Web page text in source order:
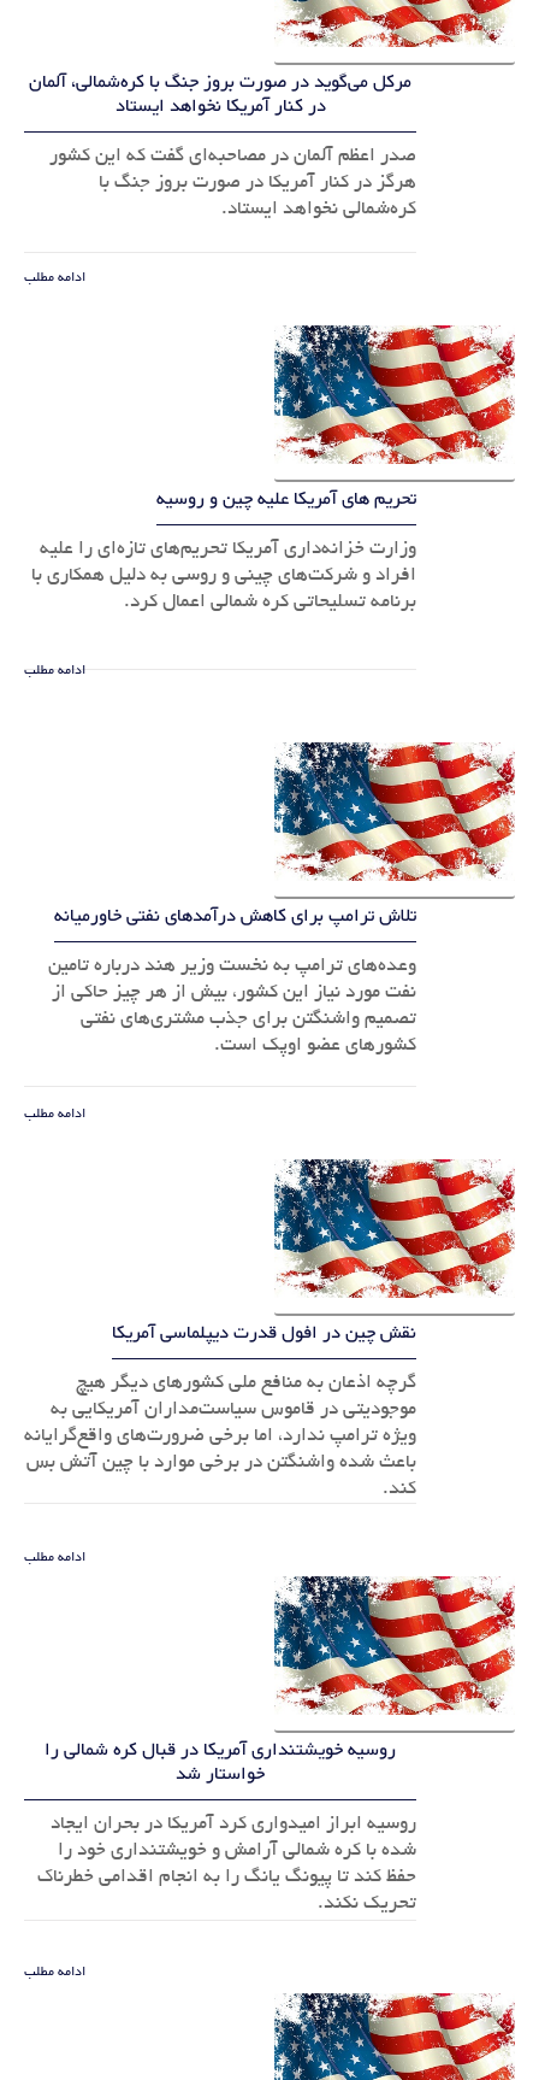
مرکل می‌گوید در صورت بروز جنگ با کره‌شمالی، آلمان
در کنار آمریکا نخواهد ایستاد
صدر اعظم آلمان در مصاحبه‌ای گفت که این کشور
هرگز در کنار آمریکا در صورت بروز جنگ با
کره‌شمالی نخواهد ایستاد.
ادامه مطلب
تحریم های آمریکا علیه چین و روسیه
وزارت خزانه‌داری آمریکا تحریم‌های تازه‌ای را علیه
افراد و شرکت‌های چینی و روسی به دلیل همکاری با
برنامه تسلیحاتی کره شمالی اعمال کرد.
ادامه مطلب
تلاش ترامپ برای کاهش درآمدهای نفتی خاورمیانه
وعده‌های ترامپ به نخست وزیر هند درباره تامین
نفت مورد نیاز این کشور، بیش از هر چیز حاکی از
تصمیم واشنگتن برای جذب مشتری‌های نفتی
کشورهای عضو اوپک است.
ادامه مطلب
نقش چین در افول قدرت دیپلماسی آمریکا
گرچه اذعان به منافع ملی کشورهای دیگر هیچ
موجودیتی در قاموس سیاست‌مداران آمریکایی به
ویژه ترامپ ندارد، اما برخی ضرورت‌های واقع‌گرایانه
باعث شده واشنگتن در برخی موارد با چین آتش بس
کند.
ادامه مطلب
روسیه خویشتنداری آمریکا در قبال کره شمالی را
خواستار شد
روسیه ابراز امیدواری کرد آمریکا در بحران ایجاد
شده با کره شمالی آرامش و خویشتنداری خود را
حفظ کند تا پیونگ یانگ را به انجام اقدامی خطرناک
تحریک نکند.
ادامه مطلب